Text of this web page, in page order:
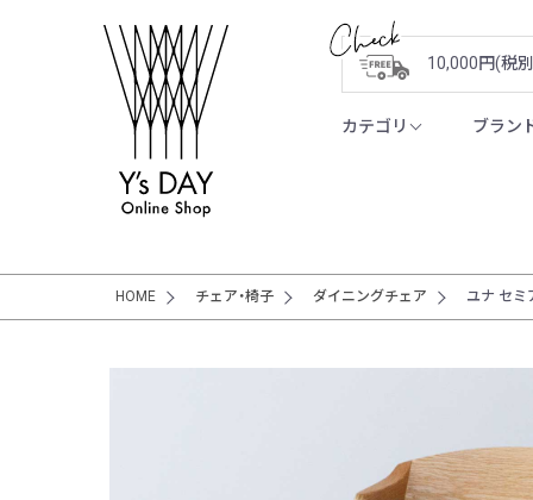
10,000円(税
カテゴリ ブラン
HOME チェア・椅子 ダイニングチェア ユナ セミ